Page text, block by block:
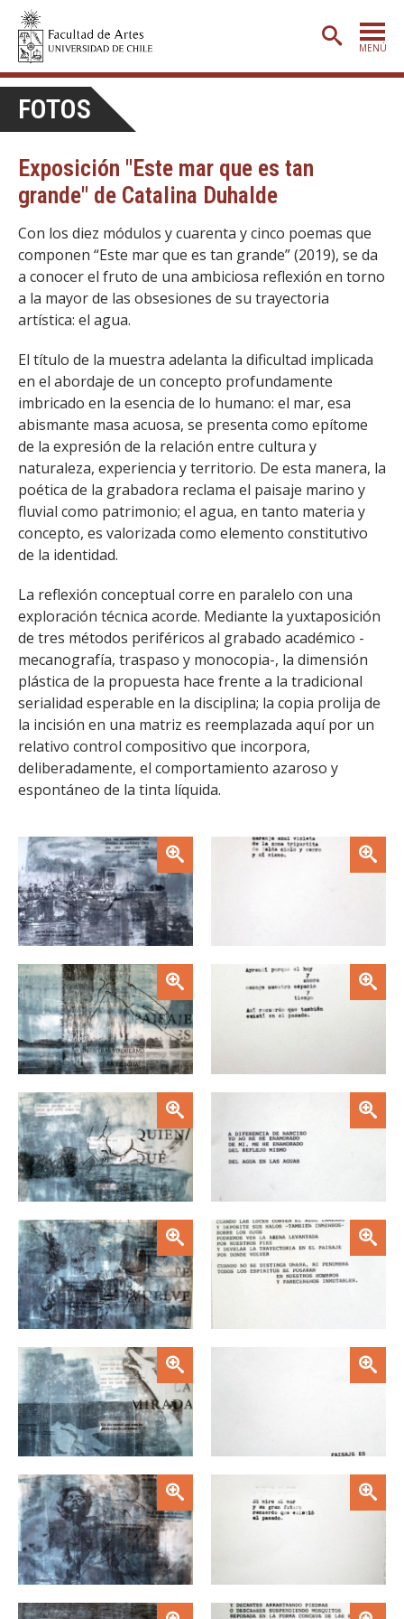
MENÚ
ETAPA BÁSICA
CARRERAS
POSTGRADO
EXTENSIÓN
CREACIÓNE INVESTIGACIÓN
DEPARTAMENTOS
FACULTAD
Estudiantes
Académicas/os
Funcionarias/os
Egresadas/os
FOTOS
Exposición "Este mar que es tan
grande" de Catalina Duhalde
Con los diez módulos y cuarenta y cinco poemas que
componen “Este mar que es tan grande” (2019), se da
a conocer el fruto de una ambiciosa reflexión en torno
a la mayor de las obsesiones de su trayectoria
artística: el agua.
El título de la muestra adelanta la dificultad implicada
en el abordaje de un concepto profundamente
imbricado en la esencia de lo humano: el mar, esa
abismante masa acuosa, se presenta como epítome
de la expresión de la relación entre cultura y
naturaleza, experiencia y territorio. De esta manera, la
poética de la grabadora reclama el paisaje marino y
fluvial como patrimonio; el agua, en tanto materia y
concepto, es valorizada como elemento constitutivo
de la identidad.
La reflexión conceptual corre en paralelo con una
exploración técnica acorde. Mediante la yuxtaposición
de tres métodos periféricos al grabado académico -
mecanografía, traspaso y monocopia-, la dimensión
plástica de la propuesta hace frente a la tradicional
serialidad esperable en la disciplina; la copia prolija de
la incisión en una matriz es reemplazada aquí por un
relativo control compositivo que incorpora,
deliberadamente, el comportamiento azaroso y
espontáneo de la tinta líquida.
Zoom
Zoom Zoom
Zoom
Zoom Zoom
Zoom
Zoom
Zoom Zoom